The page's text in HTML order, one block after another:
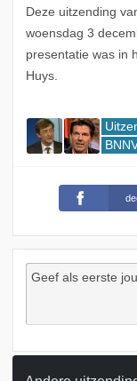
Deze uitzending
woensdag 3
presentatie was in
Huys.